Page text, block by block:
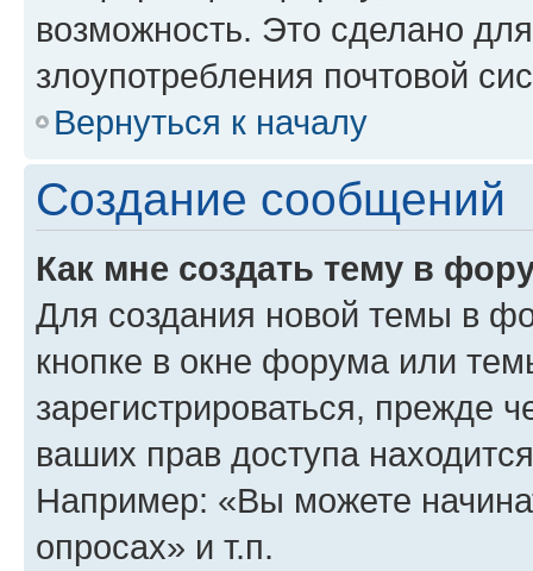
возможность. Это сделано
злоупотребления почтовой
Вернуться к началу
Создание сообщений
Как мне создать тему в
Для создания новой темы в
кнопке в окне форума или
зарегистрироваться, прежде
ваших прав доступа
Например: «Вы можете
опросах» и т.п.